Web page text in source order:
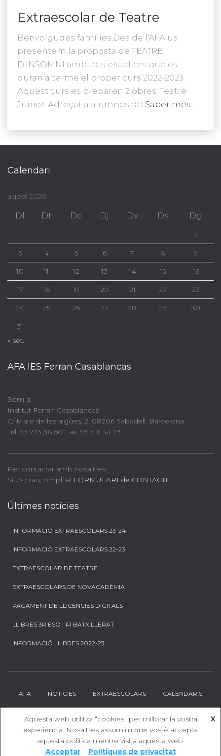
Extraescolar de Teatre
Benvolgudes famílies,Des de l’AFA us
presentem la proposta de TEATRE
D’INSOMNI amb tots elstallers que es
duran a terme el proper curs 2022-2023.
Aquest curs es preparen 2 obres: Teatre
Junior: Adreçat a alumnes de Saber més…
Calendari
agost 2026
Dl Dt Dc Dj Dv Ds Dg
1 2
3 4 5 6 7 8 9
10 11 12 13 14 15 16
17 18 19 20 21 22 23
24 25 26 27 28 29 30
31
« set.
AFA IES Ferran Casablancas
Som a:
Institut Ferran Casablancas
C/ Mare de les aigües, 2. 08206 Sabadell. Barcelona.
Tel. 93 723 38 50 Fax. 93 716 44 23
Per contactar amb nosaltres:
Si us plau, ompli el FORMULARI de CONTACTE.
Últimes notícies
INFORMACIÓ EXTRAESCOLARS 23-24
INFORMACIÓ EXTRAESCOLARS 22-23
EXTRAESCOLAR DE TEATRE
EXTRAESCOLARS DE NOVACADÈMIA
PAGAMENT DE LLICÈNCIES DIGITALS
LLIBRES 3R ESO I 1R BATXILLERAT
INFORMACIÓ LLIBRES 2022-23
AFA NOTÍCIES EXTRAESCOLARS CALENDARIS
CONTACTE DESCARREGUES
Hestia | Desenvolupat per ThemeIsle
Aquesta web utilitza “cookies” per millorar la vostra
experiència. Nosaltres assumim que vostè accepta
aquesta política mentre visita aquesta web.
X
Acceptar Polítiques de privacitat